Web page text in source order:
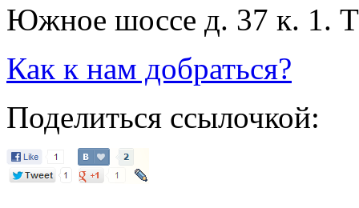
Южное шоссе д. 37 к. 1.
Как к нам добраться?
Поделиться ссылочкой: